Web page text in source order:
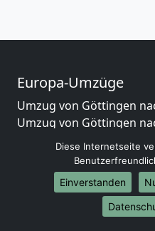
Europa-Umzüge
Umzug von Göttingen
Umzug von Göttingen
Umzug von Göttingen
Umzug von Göttingen
Umzug von Göttingen
Umzug von Göttingen
Umzug von Göttingen
Diese Internetseite
Einverstanden